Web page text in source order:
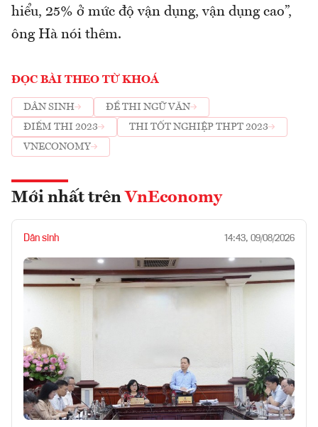
hiểu, 25% ở mức độ vận dụng, vận dụng cao”,
ông Hà nói thêm.
ĐỌC BÀI THEO TỪ KHOÁ
DÂN SINH
ĐỀ THI NGỮ VĂN
ĐIỂM THI 2023
THI TỐT NGHIỆP THPT 2023
VNECONOMY
Mới nhất trên VnEconomy
Dân sinh 14:43, 09/08/2026